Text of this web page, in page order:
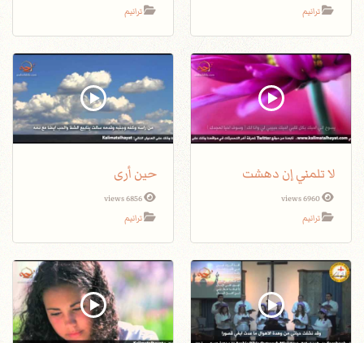
ترانيم
ترانيم
لا تلمني إن دهشت
6960 views
ترانيم
حين أرى
6856 views
ترانيم